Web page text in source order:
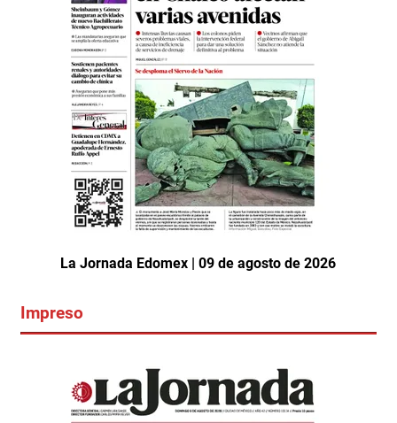
La Jornada Edomex | 09 de agosto de 2026
Impreso